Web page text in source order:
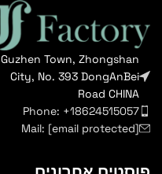
Guzhen Town, Zhongshan
City, No. 393 DongAnBei
Road CHINA
Phone: +18624515057
Mail: [email protected]